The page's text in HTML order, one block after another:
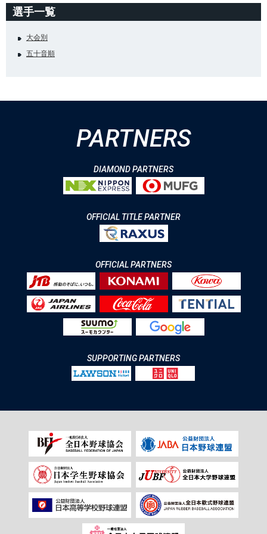
選手一覧
大会別
五十音順
PARTNERS
DIAMOND PARTNERS
OFFICIAL TITLE PARTNER
OFFICIAL PARTNERS
SUPPORTING PARTNERS